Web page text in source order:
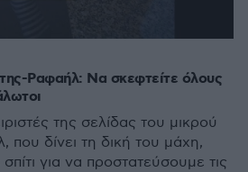
Ραφαήλ: Να σκεφτείτε όλους
της σελίδας του μικρού
δίνει τη δική του μάχη,
για να προστατεύσουμε τις